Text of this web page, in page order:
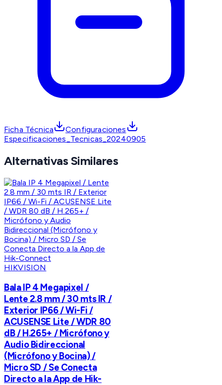
Ficha Técnica
Configuraciones
Especificaciones_Tecnicas_20240905
Alternativas Similares
HIKVISION
Bala IP 4 Megapixel /
Lente 2.8 mm / 30 mts IR /
Exterior IP66 / Wi-Fi /
ACUSENSE Lite / WDR 80
dB / H.265+ / Micrófono y
Audio Bidireccional
(Micrófono y Bocina) /
Micro SD / Se Conecta
Directo a la App de Hik-